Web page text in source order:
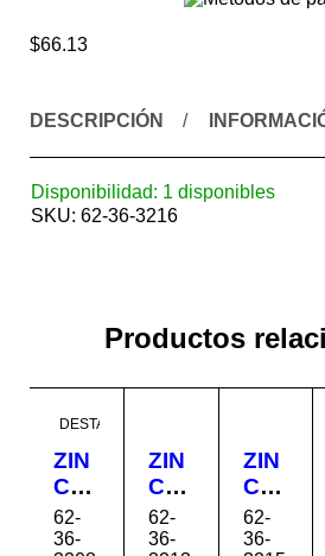
$66.13
DESCRIPCIÓN
Disponibilidad: 1 disponibles
SKU: 62-36-3216
Productos
DESTACADO
ZIN
C
TO
LE
62-
36-
ZIN
C
TO
LE
62-
36-
ZIN
C
TO
LE
62-
36-